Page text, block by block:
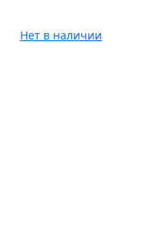
Нет в наличии